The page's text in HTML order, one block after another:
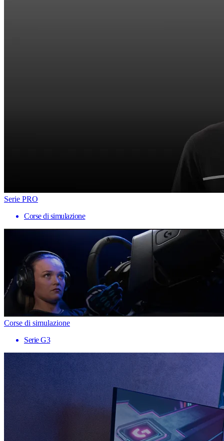
Serie PRO
Corse di simulazione
Corse di simulazione
Serie G3